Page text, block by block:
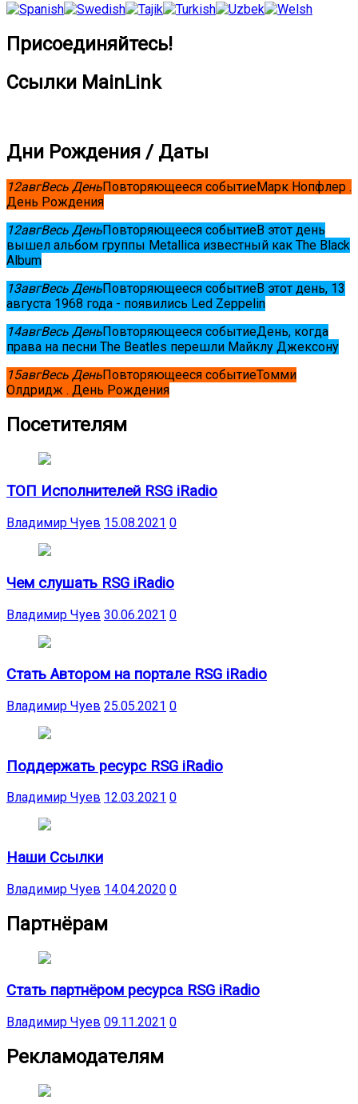
Присоединяйтесь!
Ссылки MainLink
Дни Рождения / Даты
12авгВесь ДеньПовторяющееся событиеМарк Нопфлер .
День Рождения
12авгВесь ДеньПовторяющееся событиеВ этот день
вышел альбом группы Metallica известный как The Black
Album
13авгВесь ДеньПовторяющееся событиеВ этот день, 13
августа 1968 года - появились Led Zeppelin
14авгВесь ДеньПовторяющееся событиеДень, когда
права на песни The Beatles перешли Майклу Джексону
15авгВесь ДеньПовторяющееся событиеТомми
Олдридж . День Рождения
Посетителям
ТОП Исполнителей RSG iRadio
Владимир Чуев 15.08.2021 0
Чем слушать RSG iRadio
Владимир Чуев 30.06.2021 0
Стать Автором на портале RSG iRadio
Владимир Чуев 25.05.2021 0
Поддержать ресурс RSG iRadio
Владимир Чуев 12.03.2021 0
Наши Ссылки
Владимир Чуев 14.04.2020 0
Партнёрам
Стать партнёром ресурса RSG iRadio
Владимир Чуев 09.11.2021 0
Рекламодателям